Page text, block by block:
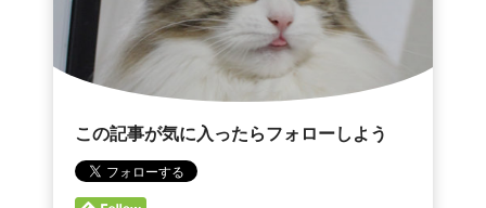
この記事が気に入ったらフォローしよう